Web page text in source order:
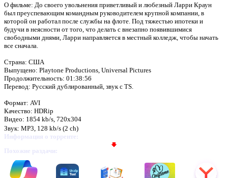
О фильме: До своего увольнения приветливый и любезный Ларри Краун
был преуспевающим командным руководителем крупной компании, в
которой он работал после службы на флоте. Под тяжестью ипотеки и
будучи в неясности от того, что делать с внезапно появившимися
свободными днями, Ларри направляется в местный колледж, чтобы начать
все сначала.
Страна: США
Выпущено: Playtone Productions, Universal Pictures
Продолжительность: 01:38:56
Перевод: Русский дублированный, звук с TS.
Формат: AVI
Качество: HDRip
Видео: 1854 kb/s, 720x304
Звук: MP3, 128 kb/s (2 ch)
Информация о торренте:
Похожие раздачи: